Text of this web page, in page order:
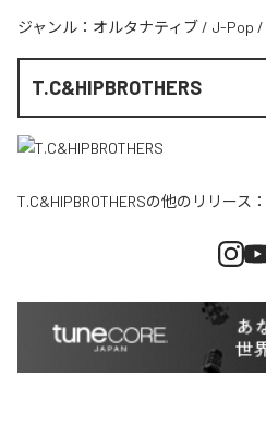
ジャンル： オルタナティブ / J-Pop /
T.C&HIPBROTHERS
T.C&HIPBROTHERSの他のリリース：